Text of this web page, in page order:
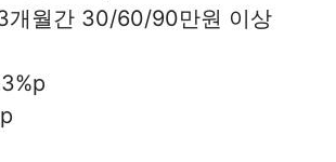
개월간 30/60/90만원 이상